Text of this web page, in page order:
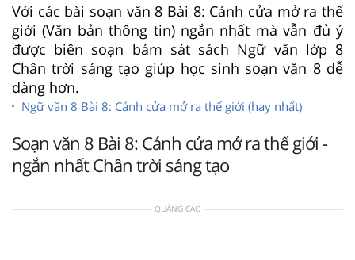
Với các bài soạn văn 8 Bài 8: Cánh cửa mở ra thế
giới (Văn bản thông tin) ngắn nhất mà vẫn đủ ý
được biên soạn bám sát sách Ngữ văn lớp 8
Chân trời sáng tạo giúp học sinh soạn văn 8 dễ
dàng hơn.
Ngữ văn 8 Bài 8: Cánh cửa mở ra thế giới (hay nhất)
Soạn văn 8 Bài 8: Cánh cửa mở ra thế giới -
ngắn nhất Chân trời sáng tạo
QUẢNG CÁO